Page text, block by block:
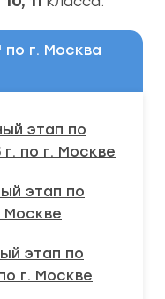
г. Москва
этап по
по г. Москве
этап по
Москве
этап по
г. Москве